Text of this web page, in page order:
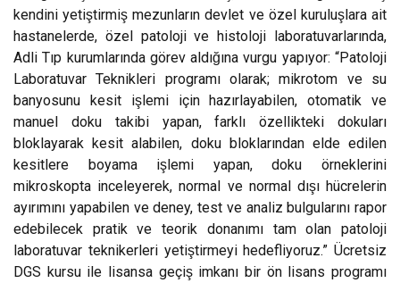
kendini yetiştirmiş mezunların devlet ve özel kuruluşlara ait
hastanelerde, özel patoloji ve histoloji laboratuvarlarında,
Adli Tıp kurumlarında görev aldığına vurgu yapıyor: “Patoloji
Laboratuvar Teknikleri programı olarak; mikrotom ve su
banyosunu kesit işlemi için hazırlayabilen, otomatik ve
manuel doku takibi yapan, farklı özellikteki dokuları
bloklayarak kesit alabilen, doku bloklarından elde edilen
kesitlere boyama işlemi yapan, doku örneklerini
mikroskopta inceleyerek, normal ve normal dışı hücrelerin
ayırımını yapabilen ve deney, test ve analiz bulgularını rapor
edebilecek pratik ve teorik donanımı tam olan patoloji
laboratuvar teknikerleri yetiştirmeyi hedefliyoruz.” Ücretsiz
DGS kursu ile lisansa geçiş imkanı bir ön lisans programı